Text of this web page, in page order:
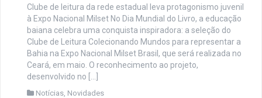
Clube de leitura da rede estadual leva protagonismo juvenil
à Expo Nacional Milset No Dia Mundial do Livro, a educação
baiana celebra uma conquista inspiradora: a seleção do
Clube de Leitura Colecionando Mundos para representar a
Bahia na Expo Nacional Milset Brasil, que será realizada no
Ceará, em maio. O reconhecimento ao projeto,
desenvolvido no […]
Notícias Novidades